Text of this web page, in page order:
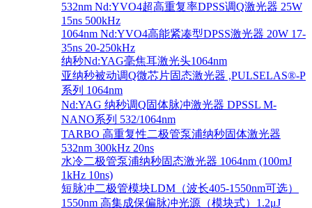
532nm Nd:YVO4超高重复率DPSS调Q激光器 25W
15ns 500kHz
1064nm Nd:YVO4高能紧凑型DPSS激光器 20W 17-
35ns 20-250kHz
纳秒Nd:YAG毫焦耳激光头1064nm
亚纳秒被动调Q微芯片固态激光器 ,PULSELAS®-P
系列 1064nm
Nd:YAG 纳秒调Q固体脉冲激光器 DPSSL M-
NANO系列 532/1064nm
TARBO 高重复性二极管泵浦纳秒固体激光器
532nm 300kHz 20ns
水冷二极管泵浦纳秒固态激光器 1064nm (100mJ
1kHz 10ns)
短脉冲二极管模块LDM（波长405-1550nm可选）
1550nm 高集成保偏脉冲光源（模块式）1.2μJ